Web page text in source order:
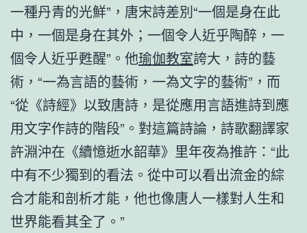
一種丹青的光鮮”，唐宋詩差別“一個是身在此
中，一個是身在其外；一個令人近乎陶醉，一
個令人近乎甦醒”。他瑜伽教室誇大，詩的藝
術，“一為言語的藝術，一為文字的藝術”，而
“從《詩經》以致唐詩，是從應用言語進詩到應
用文字作詩的階段”。對這篇詩論，詩歌翻譯家
許淵沖在《續憶逝水韶華》里年夜為推許：“此
中有不少獨到的看法。從中可以看出流金的綜
合才能和剖析才能，他也像唐人一樣對人生和
世界能看其全了。”